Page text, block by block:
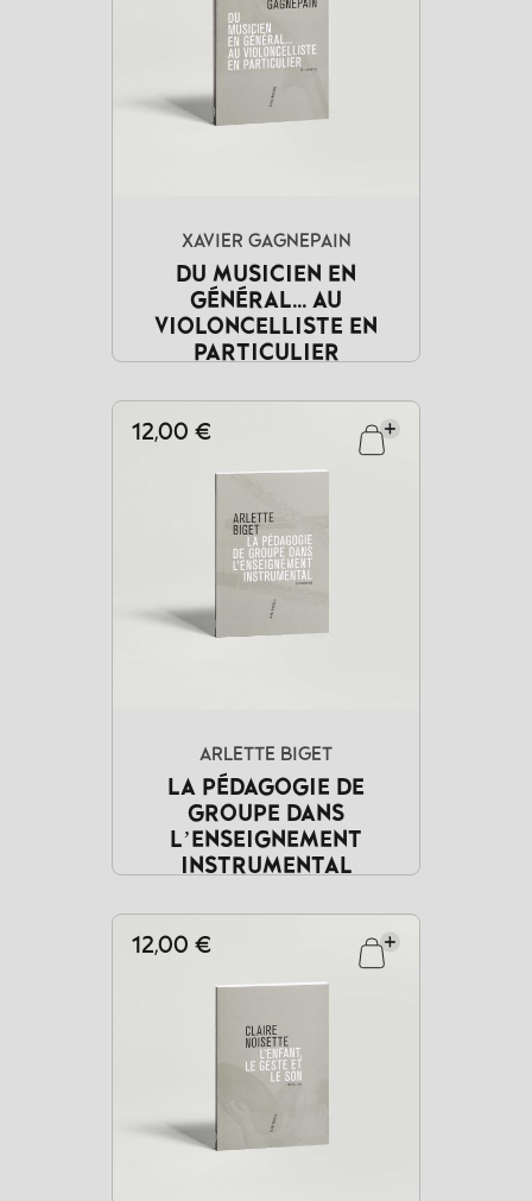
XAVIER GAGNEPAIN
DU MUSICIEN EN
GÉNÉRAL... AU
VIOLONCELLISTE EN
PARTICULIER
12,00 €
ARLETTE BIGET
LA PÉDAGOGIE DE
GROUPE DANS
L’ENSEIGNEMENT
INSTRUMENTAL
12,00 €